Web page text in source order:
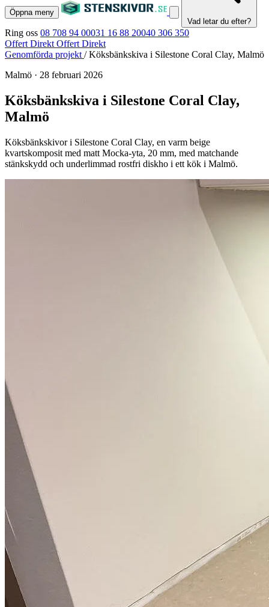
Öppna meny
Vad letar du efter?
Ring oss 08 708 94 00031 16 88 20040 306 350
Offert Direkt Offert Direkt
Genomförda projekt / Köksbänkskiva i Silestone Coral Clay, Malmö
Malmö · 28 februari 2026
Köksbänkskiva i Silestone Coral Clay,
Malmö
Köksbänkskivor i Silestone Coral Clay, en varm beige
kvartskomposit med matt Mocka-yta, 20 mm, med matchande
stänkskydd och underlimmad rostfri diskho i ett kök i Malmö.